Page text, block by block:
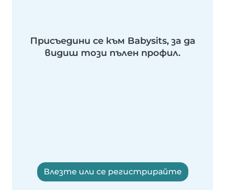
Присъедини се към Babysits, за да
видиш този пълен профил.
Влезте или се регистрирайте